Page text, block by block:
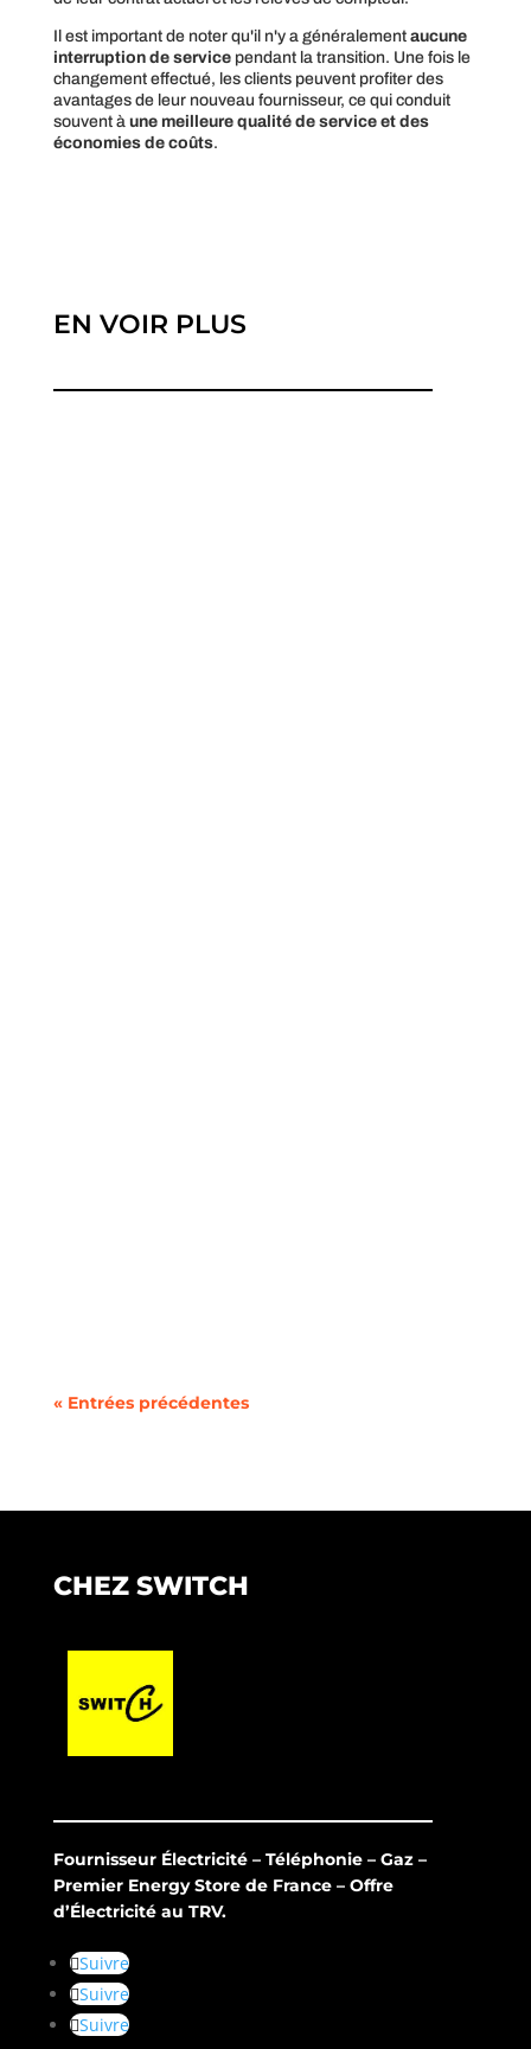
Il est important de noter qu'il n'y a généralement aucune
interruption de servicependant la transition. Une fois le
changement effectué, les clients peuvent profiter des
avantages de leur nouveau fournisseur, ce qui conduit
souvent à une meilleure qualité de service et des
économies de coûts.
EN VOIR PLUS
« Entrées précédentes
CHEZ SWITCH
Fournisseur Électricité – Téléphonie – Gaz –
Premier Energy Store de France – Offre
d’Électricité au TRV.
Suivre
Suivre
Suivre